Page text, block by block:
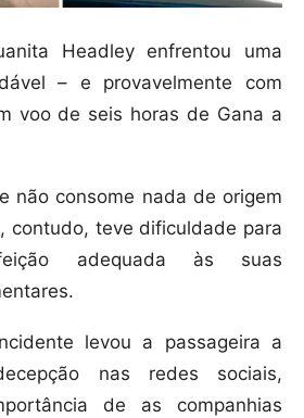
Headley enfrentou uma
– e provavelmente com
voo de seis horas de Gana a
não consome nada de origem
contudo, teve dificuldade para
adequada às suas
levou a passageira a
nas redes sociais,
de as companhias